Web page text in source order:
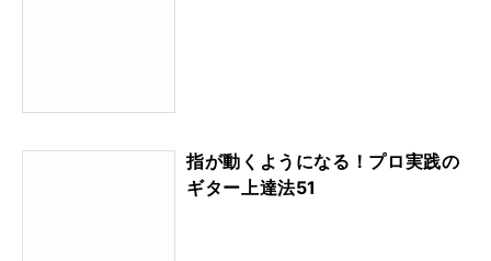
指が動くようになる！プロ実践の
ギター上達法51